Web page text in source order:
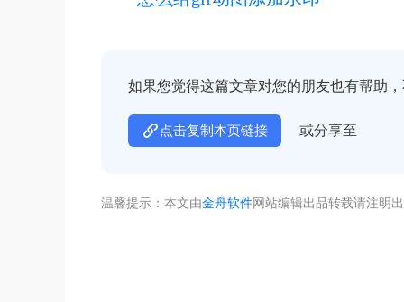
如果您觉得这篇文章对您的朋友也有帮助
点击复制本页链接 或分享至
温馨提示：本文由金舟软件网站编辑出品转载请注明